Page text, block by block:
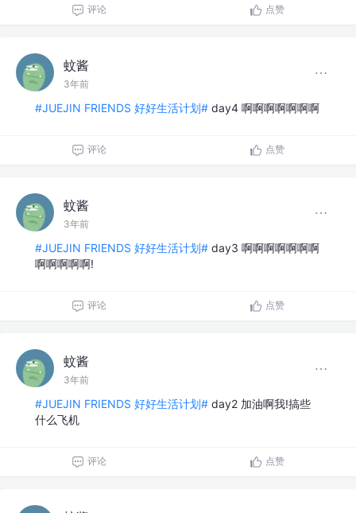
评论 点赞
蚊酱
3年前
#JUEJIN FRIENDS 好好生活计划# day4 啊啊啊啊啊啊啊
评论 点赞
蚊酱
3年前
#JUEJIN FRIENDS 好好生活计划# day3 啊啊啊啊啊啊啊
啊啊啊啊啊!
评论 点赞
蚊酱
3年前
#JUEJIN FRIENDS 好好生活计划# day2 加油啊我!搞些
什么飞机
评论 点赞